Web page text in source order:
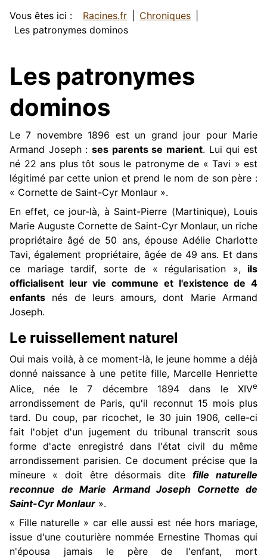
Vous êtes ici : Racines.fr
Chroniques
Les patronymes dominos
Les patronymes
dominos
Le 7 novembre 1896 est un grand jour pour Marie
Armand Joseph : ses parents se marient. Lui qui est
né 22 ans plus tôt sous le patronyme de « Tavi » est
légitimé par cette union et prend le nom de son père :
« Cornette de Saint-Cyr Monlaur ».
En effet, ce jour-là, à Saint-Pierre (Martinique), Louis
Marie Auguste Cornette de Saint-Cyr Monlaur, un riche
propriétaire âgé de 50 ans, épouse Adélie Charlotte
Tavi, également propriétaire, âgée de 49 ans. Et dans
ce mariage tardif, sorte de « régularisation », ils
officialisent leur vie commune et l'existence de 4
enfants nés de leurs amours, dont Marie Armand
Joseph.
Le ruissellement naturel
Oui mais voilà, à ce moment-là, le jeune homme a déjà
donné naissance à une petite fille, Marcelle Henriette
Alice, née le 7 décembre 1894 dans le XIVe
arrondissement de Paris, qu'il reconnut 15 mois plus
tard. Du coup, par ricochet, le 30 juin 1906, celle-ci
fait l'objet d'un jugement du tribunal transcrit sous
forme d'acte enregistré dans l'état civil du même
arrondissement parisien. Ce document précise que la
mineure « doit être désormais ditefille naturelle
reconnue de Marie Armand Joseph Cornette de
Saint-Cyr Monlaur ».
« Fille naturelle » car elle aussi est née hors mariage,
issue d'une couturière nommée Ernestine Thomas qui
n'épousa jamais le père de l'enfant, mort